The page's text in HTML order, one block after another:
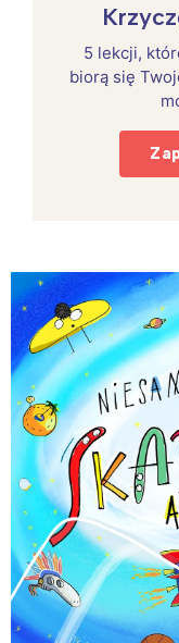
5 lekcji,
biorą się